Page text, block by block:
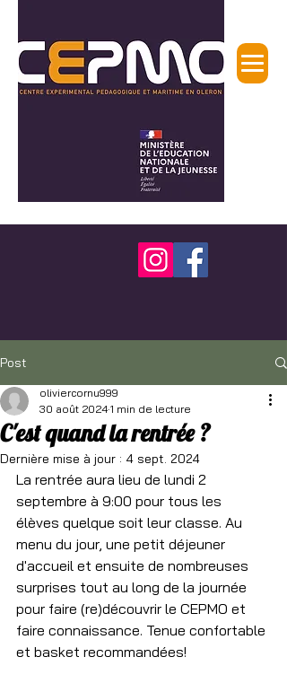
Post
C'est quand la rentrée ?
oliviercornu999
30 août 2024 1 min de lecture
Dernière mise à jour : 4 sept. 2024
La rentrée aura lieu de lundi 2
septembre à 9:00 pour tous les
élèves quelque soit leur classe. Au
menu du jour, une petit déjeuner
d'accueil et ensuite de nombreuses
surprises tout au long de la journée
pour faire (re)découvrir le CEPMO et
faire connaissance. Tenue confortable
et basket recommandées!